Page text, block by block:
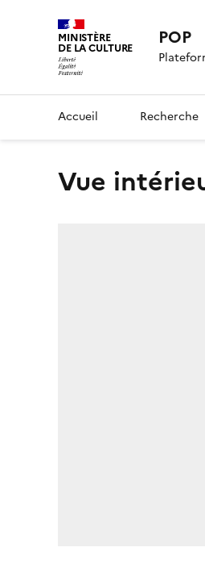
MINISTÈRE
DE LA CULTURE POP
Accueil Recherche
Vue